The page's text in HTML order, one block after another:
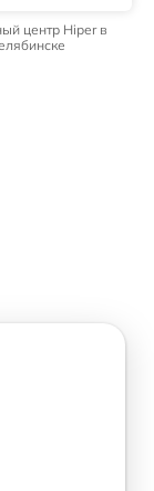
центр Hiper в